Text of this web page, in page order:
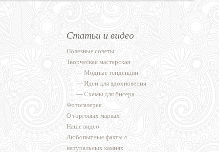
Статьи и видео
Полезные советы
Творческая мастерская
—Модные тенденции
—Идеи для вдохновения
—Схемы для бисера
Фотогалерея
О торговых марках
Наше видео
Любопытные факты о
натуральных камнях